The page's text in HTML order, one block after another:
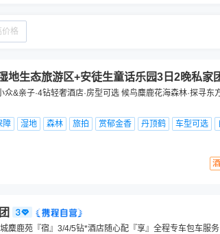
地生态旅游区+安徒生童话乐园3日2晚私家
&亲子·4钻轻奢酒店·房型可选 候鸟麋鹿花海森林·探寻东
障 湿地 森林 旅拍 赏郁金香 丹顶鹤 车型可选
麋鹿苑『宿』3/4/5钻*酒店随心配『享』全程专车包车服务